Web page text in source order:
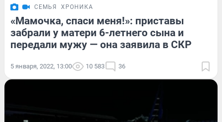
СЕМЬЯ ХРОНИКА
«Мамочка, спаси меня!»: приставы
забрали у матери 6-летнего сына и
передали мужу — она заявила в СКР
5 января, 2022, 13:00 10 583 36